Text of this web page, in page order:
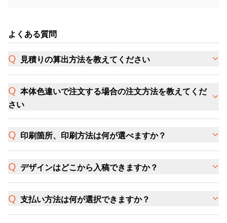
よくある質問
見積りの算出方法を教えてください
本体色違いで注文する場合の注文方法を教えてくだ
さい
印刷箇所、印刷方法は何が選べますか？
デザインはどこから入稿できますか？
支払い方法は何が選択できますか？